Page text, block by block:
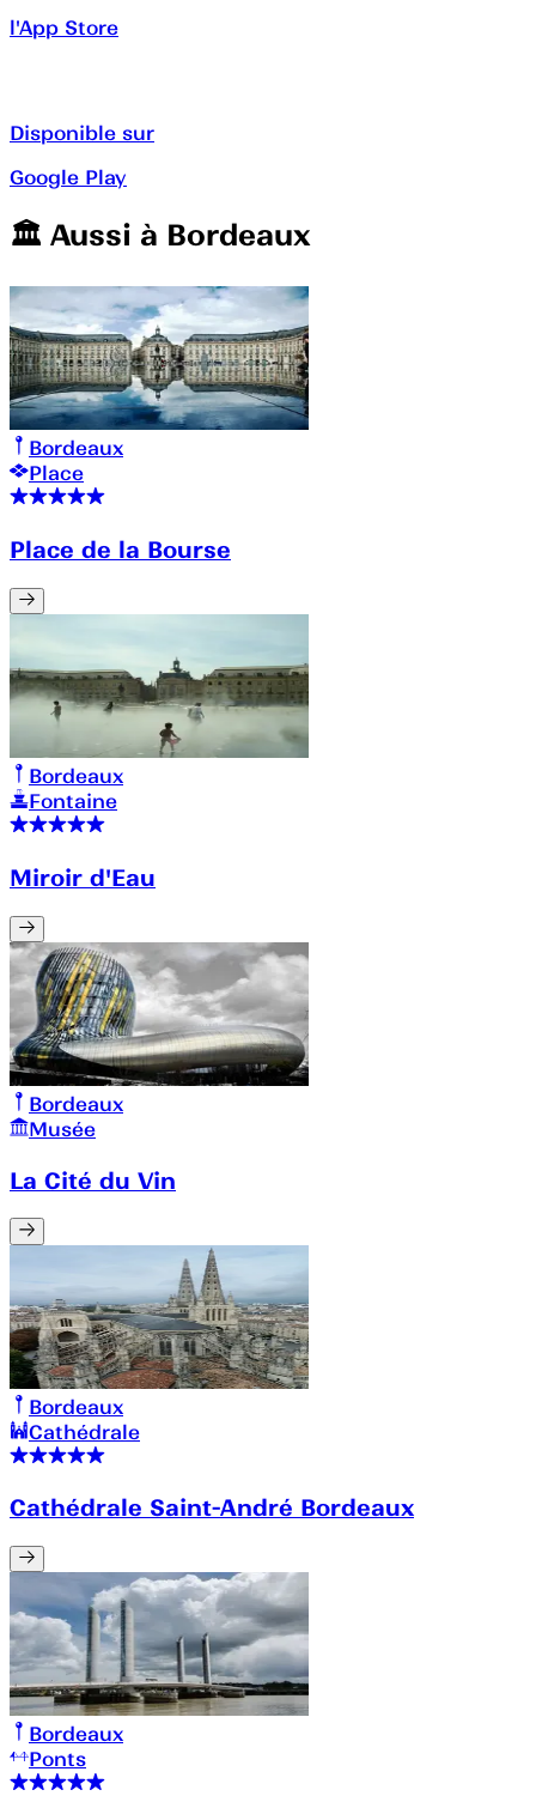
l'App Store
Disponible sur
Google Play
🏛️️ Aussi à Bordeaux
Bordeaux
Place
Place de la Bourse
Bordeaux
Fontaine
Miroir d'Eau
Bordeaux
Musée
La Cité du Vin
Bordeaux
Cathédrale
Cathédrale Saint-André Bordeaux
Bordeaux
Ponts